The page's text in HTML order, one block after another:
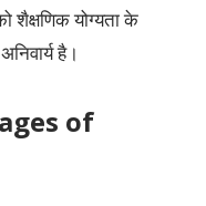
शैक्षणिक योग्यता के
है।
of